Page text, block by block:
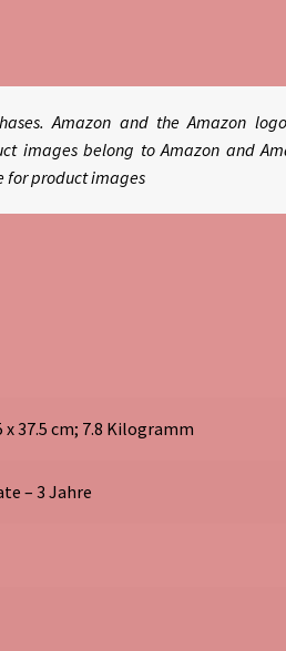
Amazon and the Amazon
images belong to Amazon and
for product images
x 37.5 cm; 7.8 Kilogramm
– 3 Jahre